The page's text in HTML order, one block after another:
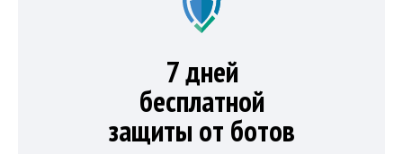
7 дней
бесплатной
защиты от ботов